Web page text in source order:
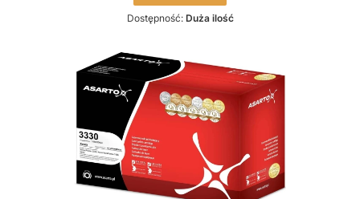
Dostępność: Duża ilość